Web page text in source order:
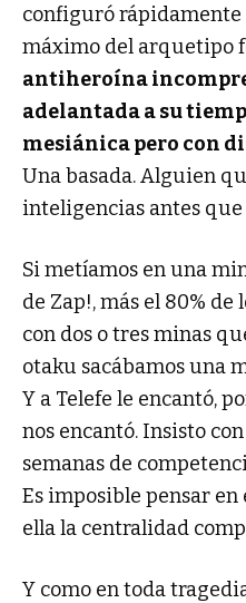
configuró rápidamente
máximo del arquetipo
antiheroína
adelantada a su
mesiánica pero con
Una basada. Alguien
inteligencias antes
Si metíamos en una
de Zap!, más el 80%
con dos o tres minas
otaku sacábamos una
Y a Telefe le encantó,
nos encantó. Insisto
semanas de
Es imposible pensar
ella la centralidad
Y como en toda